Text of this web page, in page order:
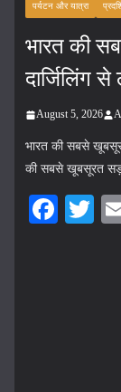
पर्यटन और यात्रा
भारत की
दार्जिलिंग
August 5, 2026
भारत की सबसे
की सबसे खूबसूरत
Fa T